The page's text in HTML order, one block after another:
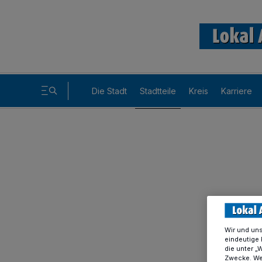
Die Stadt Stadtteile Kreis Karriere
Wir und
eindeutige
die unter
Zwecke.